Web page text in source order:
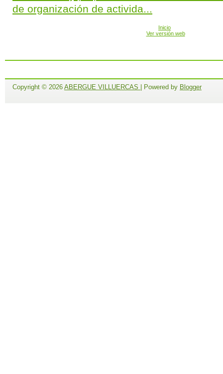
de organización de activida...
Inicio
Ver versión web
Copyright © 2026 ABERGUE VILLUERCAS | Powered by Blogger